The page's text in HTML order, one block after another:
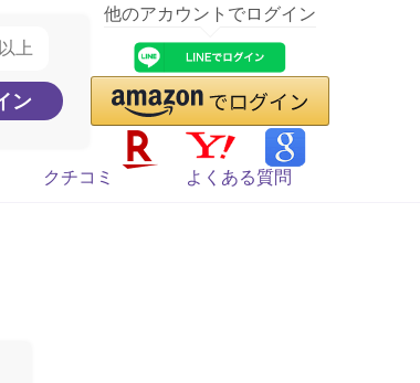
他のアカウントでログイン
クチコミ よくある質問